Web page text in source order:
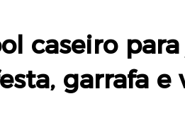
caseiro
garrafa e